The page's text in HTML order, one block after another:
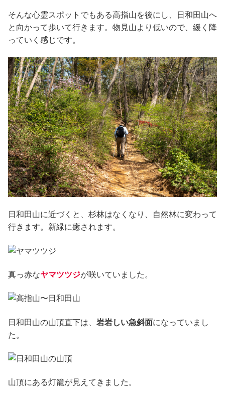
そんな心霊スポットでもある高指山を後にし、日和田山へ
と向かって歩いて行きます。物見山より低いので、緩く降
っていく感じです。
日和田山に近づくと、杉林はなくなり、自然林に変わって
行きます。新緑に癒されます。
真っ赤なヤマツツジが咲いていました。
日和田山の山頂直下は、 岩岩しい急斜面になっていまし
た。
山頂にある灯籠が見えてきました。